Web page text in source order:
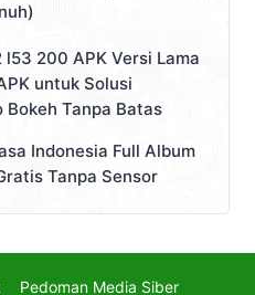
l53 200 APK Versi Lama
untuk Solusi
Tanpa Batas
Indonesia Full Album
Tanpa Sensor
Pedoman Media Siber